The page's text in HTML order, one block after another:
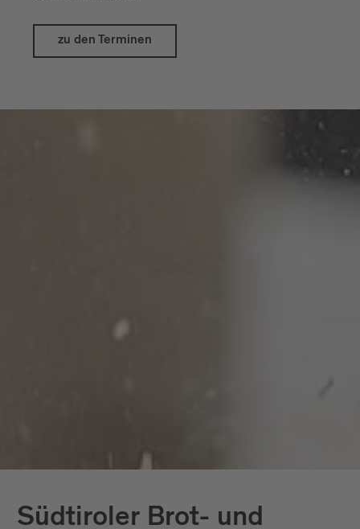
zu den Terminen
Südtiroler Brot- und